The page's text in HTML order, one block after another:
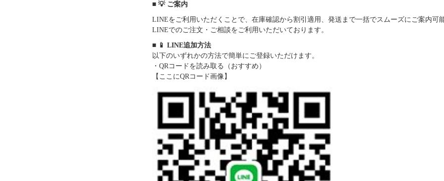
■ 💡 ご案内
LINEをご利用いただくことで、在庫確認から割引適用、発送まで一括でスムーズにご案内可
LINEでのご注文・ご相談をご利用いただいております。
■ 📱 LINE追加方法
以下のいずれかの方法で簡単にご登録いただけます。
・QRコードを読み取る（おすすめ）
【ここにQRコード画像】